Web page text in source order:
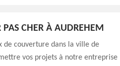
CHER À AUDREHEM
de couverture dans la ville de
vos projets à notre entreprise